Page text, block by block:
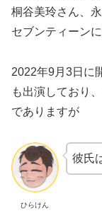
桐谷美玲さん、
セブンティーン
2022年9月3日に
も出演しており
でありますが
ひらけん
彼氏